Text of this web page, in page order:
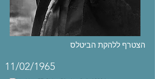
הצטרף ללהקת הביטלס
11/02/1965